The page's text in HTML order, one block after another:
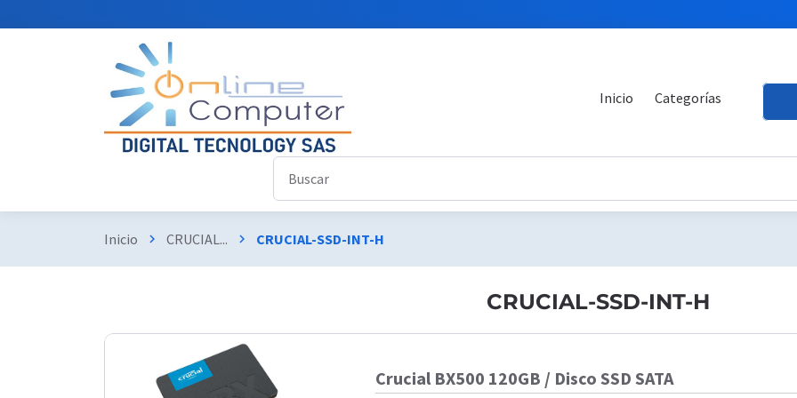
Inicio Categorías
Inicio chevron_right CRUCIAL... chevron_right CRUCIAL-SSD-INT-H
CRUCIAL-SSD-INT-H
Crucial BX500 120GB / Disco SSD SATA